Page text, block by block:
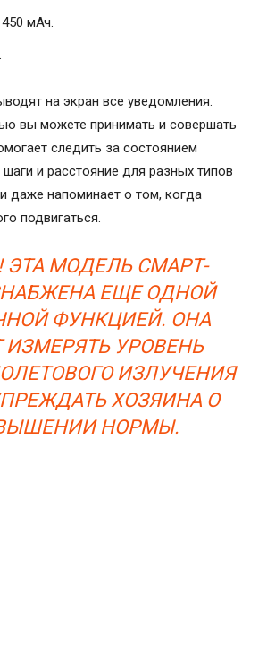
мАч.
на экран все уведомления.
вы можете принимать и совершать
следить за состоянием
и расстояние для разных типов
даже напоминает о том, когда
подвигаться.
ЭТА МОДЕЛЬ СМАРТ-
ЕЩЕ ОДНОЙ
ФУНКЦИЕЙ. ОНА
УРОВЕНЬ
ИЗЛУЧЕНИЯ
ХОЗЯИНА О
НОРМЫ.